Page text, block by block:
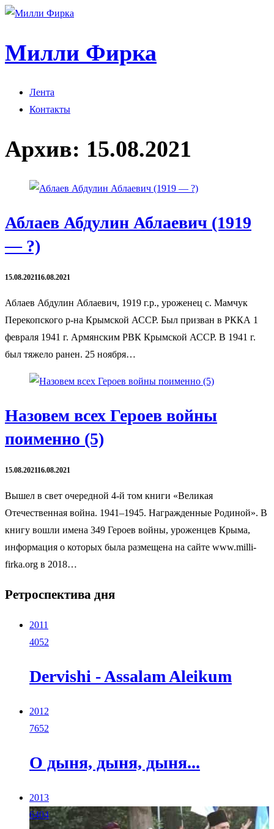
Милли Фирка
Лента
Контакты
Архив: 15.08.2021
Аблаев Абдулин Аблаевич (1919
— ?)
15.08.202116.08.2021
Аблаев Абдулин Аблаевич, 1919 г.р., уроженец с. Мамчук
Перекопского р-на Крымской АССР. Был призван в РККА 1
февраля 1941 г. Армянским РВК Крымской АССР. В 1941 г.
был тяжело ранен. 25 ноября…
Назовем всех Героев войны
поименно (5)
15.08.202116.08.2021
Вышел в свет очередной 4-й том книги «Великая
Отечественная война. 1941–1945. Награжденные Родиной». В
книгу вошли имена 349 Героев войны, уроженцев Крыма,
информация о которых была размещена на сайте www.milli-
firka.org в 2018…
Ретроспектива дня
2011
4052
Dervishi - Assalam Aleikum
2012
7652
О дыня, дыня, дыня...
2013
6404